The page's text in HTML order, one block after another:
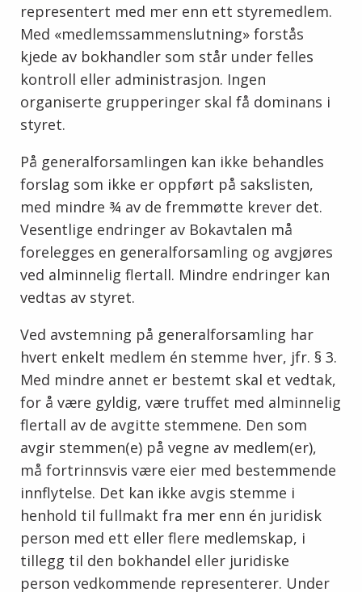
representert med mer enn ett styremedlem.
Med «medlemssammenslutning» forstås
kjede av bokhandler som står under felles
kontroll eller administrasjon. Ingen
organiserte grupperinger skal få dominans i
styret.
På generalforsamlingen kan ikke behandles
forslag som ikke er oppført på sakslisten,
med mindre ¾ av de fremmøtte krever det.
Vesentlige endringer av Bokavtalen må
forelegges en generalforsamling og avgjøres
ved alminnelig flertall. Mindre endringer kan
vedtas av styret.
Ved avstemning på generalforsamling har
hvert enkelt medlem én stemme hver, jfr. § 3.
Med mindre annet er bestemt skal et vedtak,
for å være gyldig, være truffet med alminnelig
flertall av de avgitte stemmene. Den som
avgir stemmen(e) på vegne av medlem(er),
må fortrinnsvis være eier med bestemmende
innflytelse. Det kan ikke avgis stemme i
henhold til fullmakt fra mer enn én juridisk
person med ett eller flere medlemskap, i
tillegg til den bokhandel eller juridiske
person vedkommende representerer. Under